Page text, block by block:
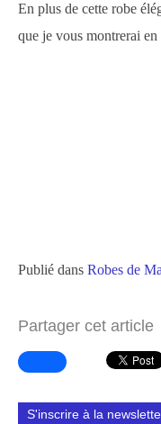
En plus de cette robe
que je vous montrerai
Publié dans Robes de
Partager cet article
S'inscrire à la